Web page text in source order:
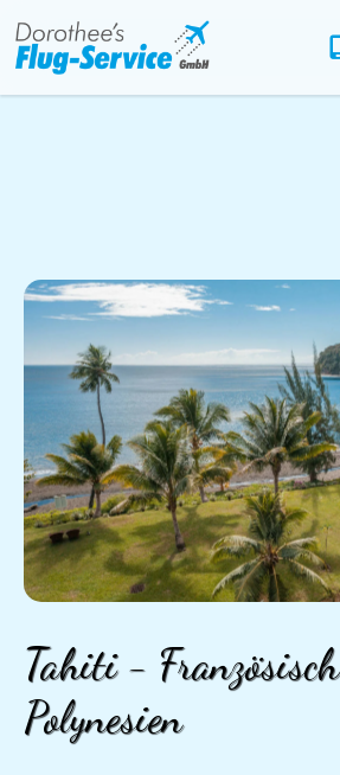
Flug-Service
Südsee
Inselparadiese
Weltweit
Kreuzfahrten
Hotels
Reise planen
System
Tahiti - Französisch
Polynesien